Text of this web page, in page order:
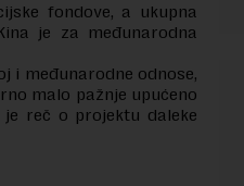
fondove, a ukupna
je za međunarodna
i međunarodne odnose,
malo pažnje upućeno
reč o projektu daleke